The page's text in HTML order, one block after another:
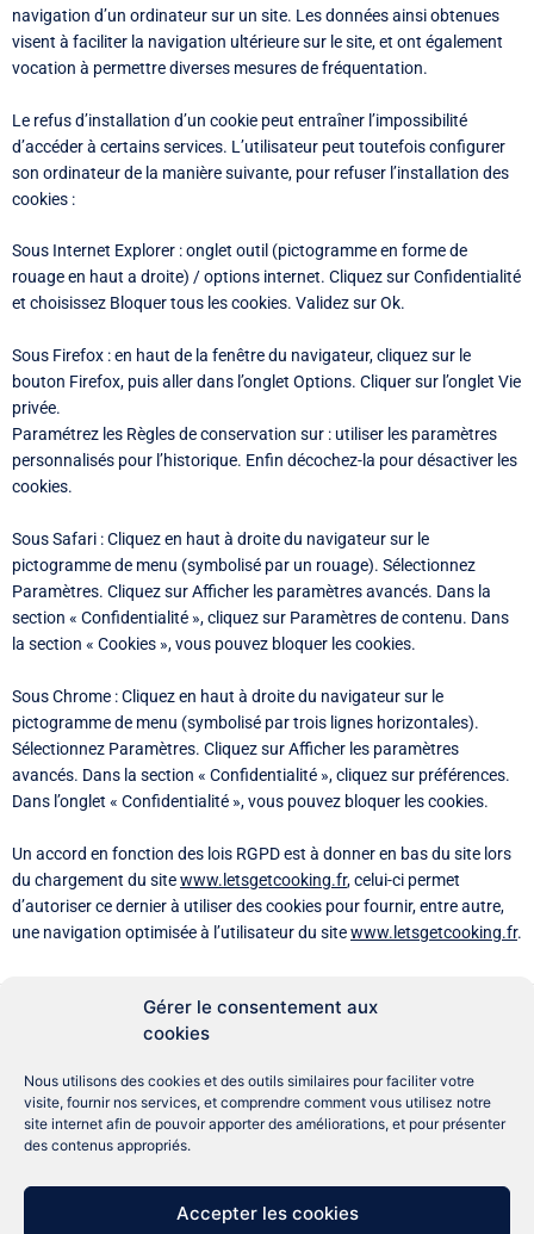
Gérer le consentement aux
cookies
Nous utilisons des cookies et des outils similaires pour faciliter votre
visite, fournir nos services, et comprendre comment vous utilisez notre
site internet afin de pouvoir apporter des améliorations, et pour présenter
des contenus appropriés.
Accepter les cookies
navigation d’un ordinateur sur un site. Les données ainsi obtenues
visent à faciliter la navigation ultérieure sur le site, et ont également
vocation à permettre diverses mesures de fréquentation.
Le refus d’installation d’un cookie peut entraîner l’impossibilité
d’accéder à certains services. L’utilisateur peut toutefois configurer
son ordinateur de la manière suivante, pour refuser l’installation des
cookies :
Sous Internet Explorer : onglet outil (pictogramme en forme de
rouage en haut a droite) / options internet. Cliquez sur Confidentialité
et choisissez Bloquer tous les cookies. Validez sur Ok.
Sous Firefox : en haut de la fenêtre du navigateur, cliquez sur le
bouton Firefox, puis aller dans l’onglet Options. Cliquer sur l’onglet Vie
privée.
Paramétrez les Règles de conservation sur : utiliser les paramètres
personnalisés pour l’historique. Enfin décochez-la pour désactiver les
cookies.
Sous Safari : Cliquez en haut à droite du navigateur sur le
pictogramme de menu (symbolisé par un rouage). Sélectionnez
Paramètres. Cliquez sur Afficher les paramètres avancés. Dans la
section « Confidentialité », cliquez sur Paramètres de contenu. Dans
la section « Cookies », vous pouvez bloquer les cookies.
Sous Chrome : Cliquez en haut à droite du navigateur sur le
pictogramme de menu (symbolisé par trois lignes horizontales).
Sélectionnez Paramètres. Cliquez sur Afficher les paramètres
avancés. Dans la section « Confidentialité », cliquez sur préférences.
Dans l’onglet « Confidentialité », vous pouvez bloquer les cookies.
Un accord en fonction des lois RGPD est à donner en bas du site lors
du chargement du sitewww.letsgetcooking.fr, celui-ci permet
d’autoriser ce dernier à utiliser des cookies pour fournir, entre autre,
une navigation optimisée à l’utilisateur du sitewww.letsgetcooking.fr.
Aide Aménagement
France Gastronomie Japonais Légumes
Que faire ? Recette Vie pratique Îles